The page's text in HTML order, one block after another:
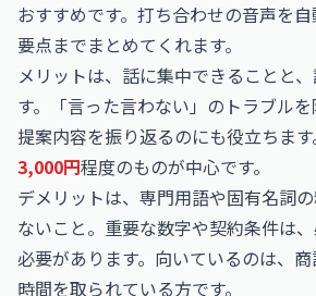
おすすめです。打ち合わせの音声を自
要点までまとめてくれます。
メリットは、話に集中できることと
す。「言った言わない」のトラブル
提案内容を振り返るのにも役立ちます
3,000円程度のものが中心です。
デメリットは、専門用語や固有名詞
ないこと。重要な数字や契約条件は
必要があります。向いているのは、
時間を取られている方です。